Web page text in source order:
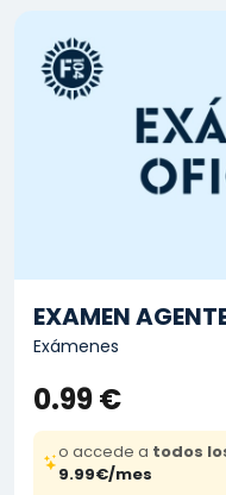
EXAMEN
Exámenes
0.99 €
o accede a todos
9.99€/mes